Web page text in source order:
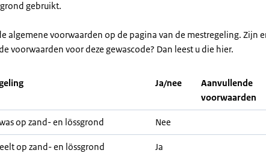
gebruikt.
algemene voorwaarden op de pagina van de mestregeling. Zijn
voorwaarden voor deze gewascode? Dan leest u die hier.
Ja/nee
Aanvullende
voorwaarden
op zand- en lössgrond Nee
op zand- en lössgrond Ja